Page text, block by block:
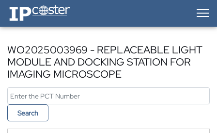
IP-Coster — Home
WO2025003969 - REPLACEABLE LIGHT
MODULE AND DOCKING STATION FOR
IMAGING MICROSCOPE
Search